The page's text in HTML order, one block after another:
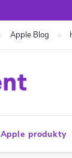
Apple Blog
Apple produkty